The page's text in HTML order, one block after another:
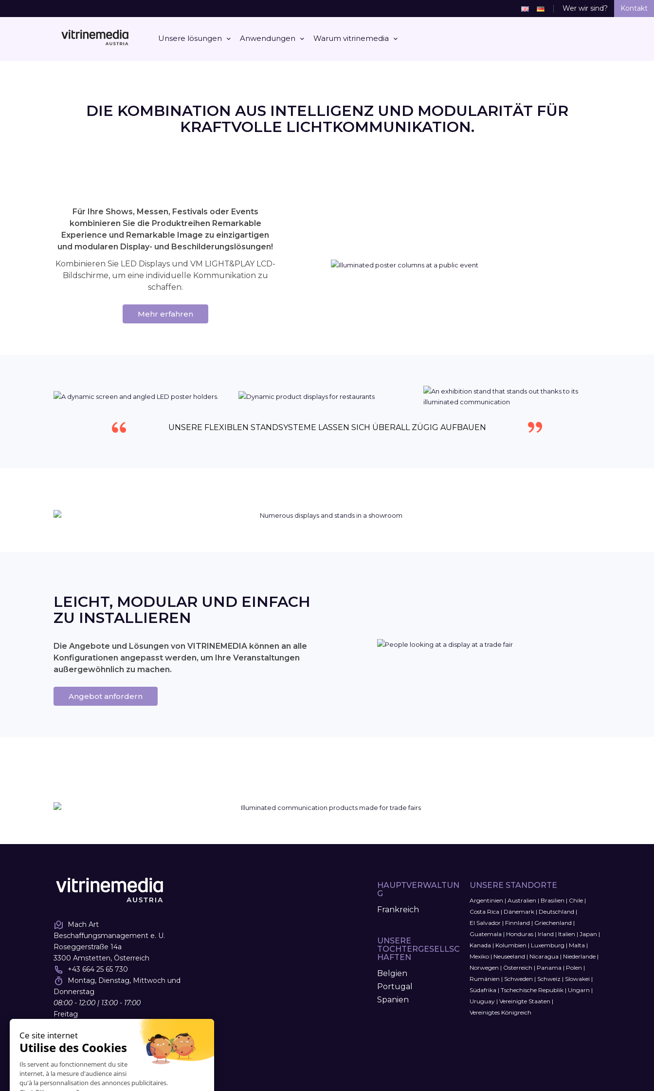
Unsere lösungen Anwendungen Warum vitrinemedia
Wer wir sind? Kontakt
DIE KOMBINATION AUS INTELLIGENZ UND MODULARITÄT FÜR
KRAFTVOLLE LICHTKOMMUNIKATION.
Für Ihre Shows, Messen, Festivals oder Events
kombinieren Sie die Produktreihen Remarkable
Experience und Remarkable Image zu einzigartigen
und modularen Display- und Beschilderungslösungen!
Kombinieren Sie LED Displays und VM LIGHT&PLAY LCD-
Bildschirme, um eine individuelle Kommunikation zu
schaffen.
Mehr erfahren
UNSERE FLEXIBLEN STANDSYSTEME LASSEN SICH ÜBERALL ZÜGIG AUFBAUEN
LEICHT, MODULAR UND EINFACH
ZU INSTALLIEREN
Die Angebote und Lösungen von VITRINEMEDIA können an alle
Konfigurationen angepasst werden, um Ihre Veranstaltungen
außergewöhnlich zu machen.
Angebot anfordern
Mach Art
Beschaffungsmanagement e. U.
Roseggerstraße 14a
3300 Amstetten, Österreich
+43 664 25 65 730
Montag, Dienstag, Mittwoch und
Donnerstag
08:00 - 12:00 | 13:00 - 17:00
Freitag
office
HAUPTVERWALTUN
G
Frankreich
UNSERE
TOCHTERGESELLSC
HAFTEN
Belgien
Portugal
Spanien
UNSERE STANDORTE
Argentinien | Australien | Brasilien | Chile|
Costa Rica | Dänemark| Deutschland |
El Salvador| Finnland | Griechenland |
Guatemala | Honduras| Irland | Italien | Japan |
Kanada | Kolumbien | Luxemburg | Malta |
Mexiko| Neuseeland | Nicaragua | Niederlande|
Norwegen | Österreich | Panama | Polen |
Rumänien | Schweden | Schweiz | Slowakei |
Südafrika | Tschechische Republik| Ungarn |
Uruguay| Vereinigte Staaten |
Vereinigtes Königreich